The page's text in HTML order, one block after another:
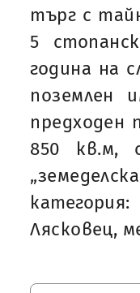
търг с
5
година на
поземлен
предходен
850 кв.м,
Лясковец,